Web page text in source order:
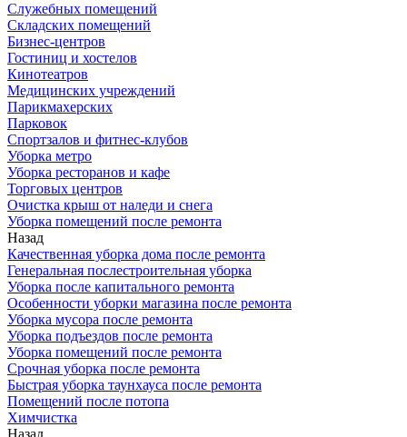
Служебных помещений
Складских помещений
Бизнес-центров
Гостиниц и хостелов
Кинотеатров
Медицинских учреждений
Парикмахерских
Парковок
Спортзалов и фитнес-клубов
Уборка метро
Уборка ресторанов и кафе
Торговых центров
Очистка крыш от наледи и снега
Уборка помещений после ремонта
Назад
Качественная уборка дома после ремонта
Генеральная послестроительная уборка
Уборка после капитального ремонта
Особенности уборки магазина после ремонта
Уборка мусора после ремонта
Уборка подъездов после ремонта
Уборка помещений после ремонта
Срочная уборка после ремонта
Быстрая уборка таунхауса после ремонта
Помещений после потопа
Химчистка
Назад